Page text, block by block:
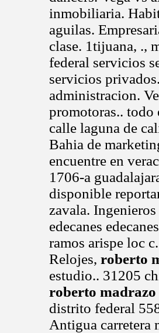
inmobiliaria.
aguilas.
clase. 1tijuana, .,
federal servicios
servicios
administracion.
promotoras.. todo
calle laguna de
Bahia de
encuentre en
1706-a
disponible
zavala.
edecanes
ramos arispe loc
Relojes, roberto
estudio.. 31205
roberto madrazo
distrito federal
Antigua carretera